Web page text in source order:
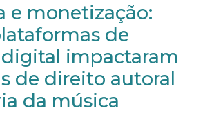
e monetização:
de
impactaram
de direito autoral
da música